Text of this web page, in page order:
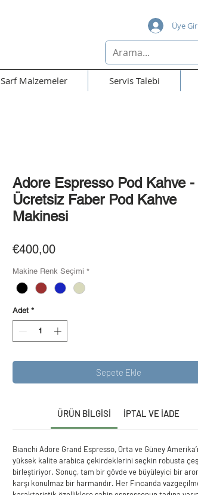
Üye
Sarf Malzemeler Servis Talebi
Adore Espresso Pod Kahve -
Ücretsiz Faber Pod Kahve
Makinesi
€400,00Fiyat
Makine Renk Seçimi *
Adet *
Sepete Ekle
ÜRÜN BİLGİSİ İPTAL VE İADE
Bianchi Adore Grand Espresso, Orta ve Güney
yüksek kalite arabica çekirdeklerini seçkin robusta
birleştiriyor. Sonuç, tam bir gövde ve büyüleyici bir
karşı konulmaz bir harmandır. Her Fincanda